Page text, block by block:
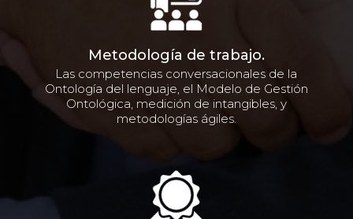
Metodología de trabajo.
Las competencias conversacionales de la
Ontología del lenguaje, el Modelo de Gestión
Ontológica, medición de intangibles, y
metodologías ágiles.